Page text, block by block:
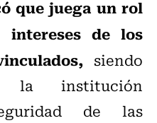
que juega un rol
de los
siendo
la institución
de las